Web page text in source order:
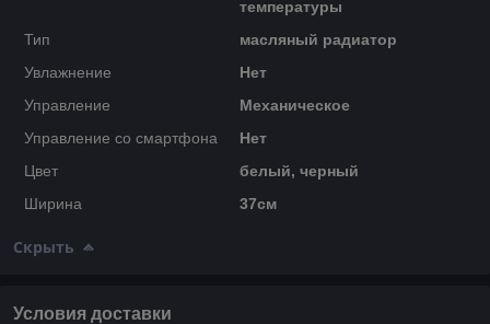
температуры
Тип
масляный радиатор
Увлажнение
Нет
Управление
Механическое
Управление со смартфона
Нет
Цвет
белый, черный
Ширина
37см
Скрыть
Условия доставки